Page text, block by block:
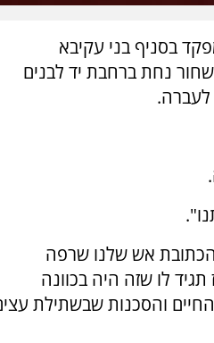
בסניף בני עקיבא
נחת ברחבת יד לבנים
לעברה.
אש שלנו שרפה
בן 130 שנה, אז תגיד לו שזה היה בכוונה
והסכנות שבשתילת